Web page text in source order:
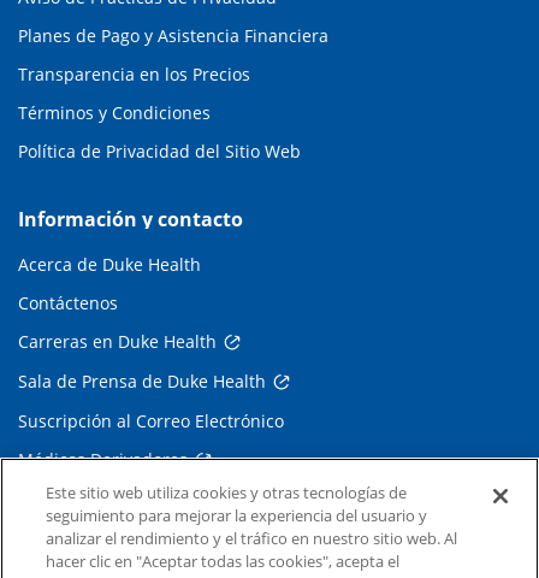
Planes de Pago y Asistencia Financiera
Transparencia en los Precios
Términos y Condiciones
Política de Privacidad del Sitio Web
Información y contacto
Acerca de Duke Health
Contáctenos
Carreras en Duke Health
Sala de Prensa de Duke Health
Suscripción al Correo Electrónico
Médicos Derivadores
Enlaces relacionados
Este sitio web utiliza cookies y otras tecnologías de
seguimiento para mejorar la experiencia del usuario y
analizar el rendimiento y el tráfico en nuestro sitio web. Al
hacer clic en "Aceptar todas las cookies", acepta el